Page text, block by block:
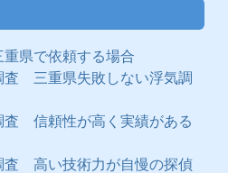
県で依頼する場合
三重県失敗しない浮気調
信頼性が高く実績がある
高い技術力が自慢の探偵